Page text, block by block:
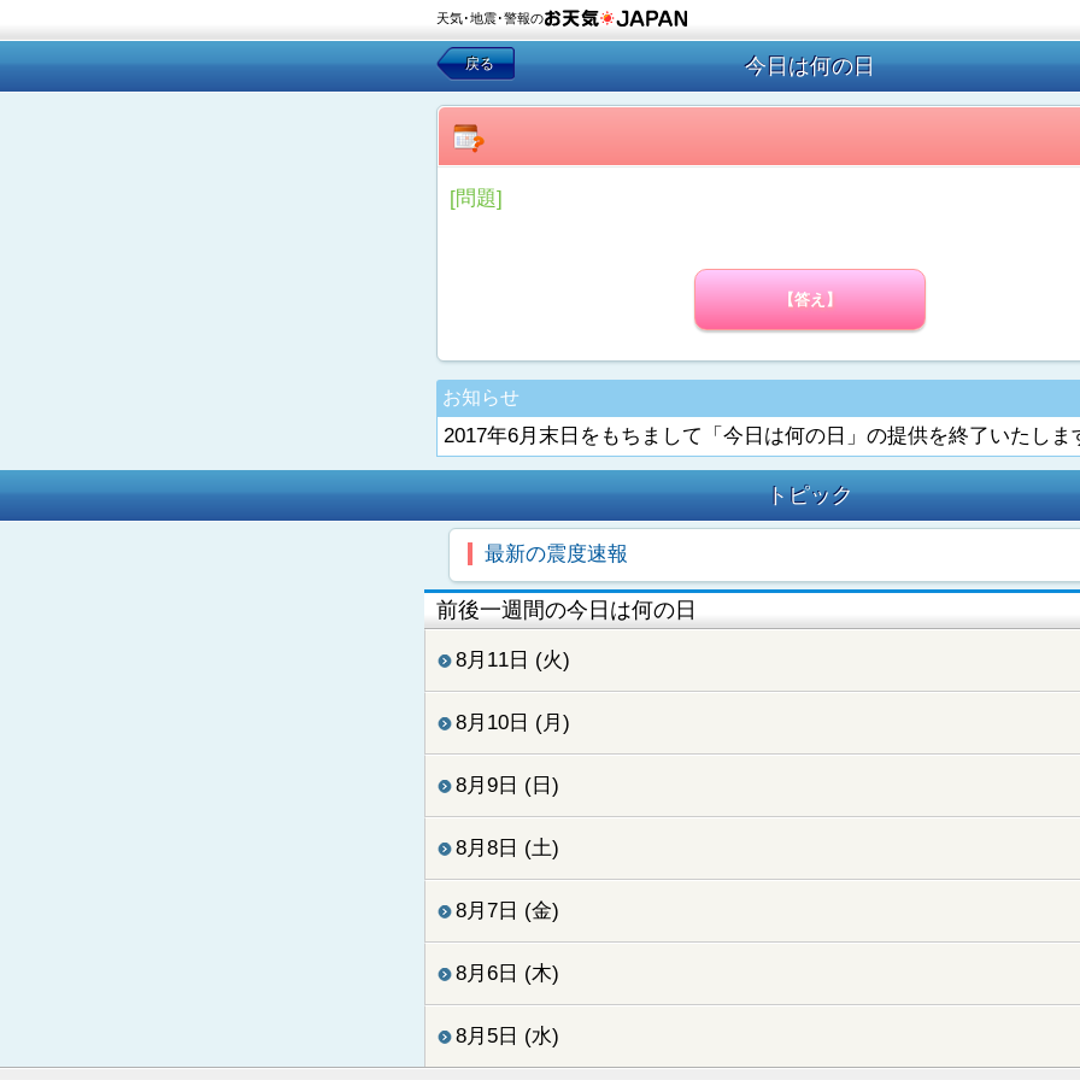
天気･地震･警報の
戻る 今日は何の日
[問題]
【答え】
お知らせ
2017年6月末日をもちまして「今日は何の日」の提供を終了いたしま
トピック
最新の震度速報
前後一週間の今日は何の日
8月11日 (火)
8月10日 (月)
8月9日 (日)
8月8日 (土)
8月7日 (金)
8月6日 (木)
8月5日 (水)